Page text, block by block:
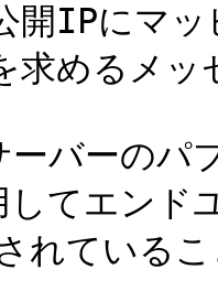
開IPにマ
求めるメ
ーバーの
てエンド
れている